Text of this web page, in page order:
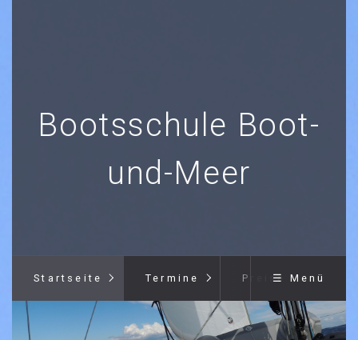
Bootsschule Boot-
und-Meer
Startseite Termine Preise☰ Menü